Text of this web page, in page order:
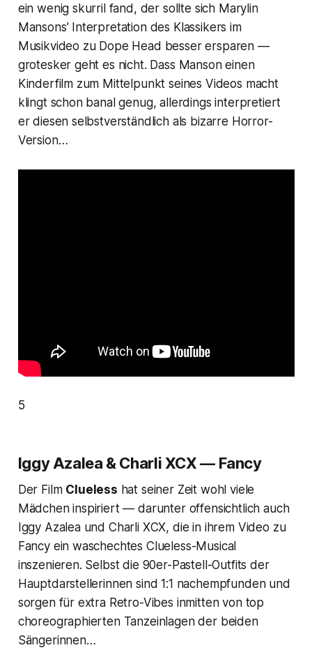
ein wenig skurril fand, der sollte sich Marylin
Mansons’ Interpretation des Klassikers im
Musikvideo zu Dope Head besser ersparen —
grotesker geht es nicht. Dass Manson einen
Kinderfilm zum Mittelpunkt seines Videos macht
klingt schon banal genug, allerdings interpretiert
er diesen selbstverständlich als bizarre Horror-
Version…
5
Iggy Azalea & Charli XCX — Fancy
Der Film Clueless hat seiner Zeit wohl viele
Mädchen inspiriert — darunter offensichtlich auch
Iggy Azalea und Charli XCX, die in ihrem Video zu
Fancy ein waschechtes Clueless-Musical
inszenieren. Selbst die 90er-Pastell-Outfits der
Hauptdarstellerinnen sind 1:1 nachempfunden und
sorgen für extra Retro-Vibes inmitten von top
choreographierten Tanzeinlagen der beiden
Sängerinnen…